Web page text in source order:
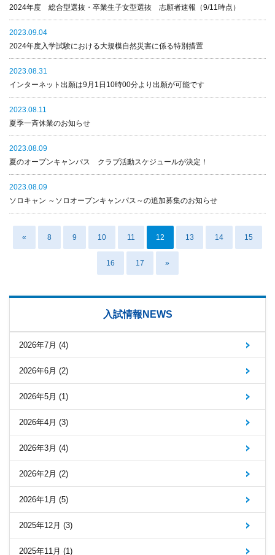
2024年度 総合型選抜・卒業生子女型選抜 志願者速報（9/11時点）
2023.09.04
2024年度入学試験における大規模自然災害に係る特別措置
2023.08.31
インターネット出願は9月1日10時00分より出願が可能です
2023.08.11
夏季一斉休業のお知らせ
2023.08.09
夏のオープンキャンパス クラブ活動スケジュールが決定！
2023.08.09
ソロキャン ～ソロオープンキャンパス～の追加募集のお知らせ
« 8 9 10 11 12 13 14 15
16 17 »
入試情報NEWS
2026年7月 (4)
2026年6月 (2)
2026年5月 (1)
2026年4月 (3)
2026年3月 (4)
2026年2月 (2)
2026年1月 (5)
2025年12月 (3)
2025年11月 (1)